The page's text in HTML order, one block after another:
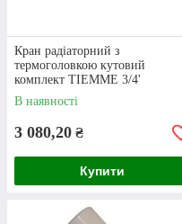
Кран радіаторний з
термоголовкою кутовий
комплект TIEMME 3/4'
В наявності
3 080,20 ₴
Купити